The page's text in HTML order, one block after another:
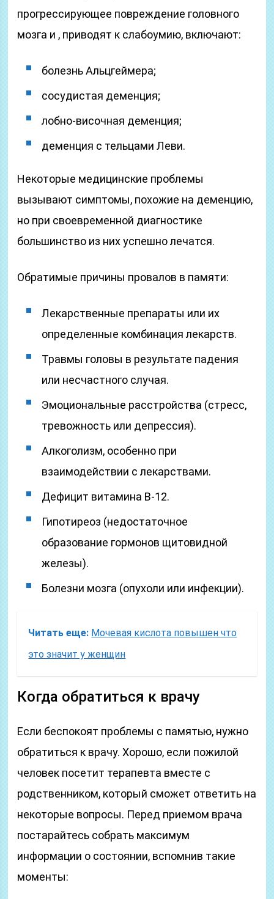
прогрессирующее повреждение головного
мозга и , приводят к слабоумию, включают:
болезнь Альцгеймера;
сосудистая деменция;
лобно-височная деменция;
деменция с тельцами Леви.
Некоторые медицинские проблемы
вызывают симптомы, похожие на деменцию,
но при своевременной диагностике
большинство из них успешно лечатся.
Обратимые причины провалов в памяти:
Лекарственные препараты или их
определенные комбинация лекарств.
Травмы головы в результате падения
или несчастного случая.
Эмоциональные расстройства (стресс,
тревожность или депрессия).
Алкоголизм, особенно при
взаимодействии с лекарствами.
Дефицит витамина В-12.
Гипотиреоз (недостаточное
образование гормонов щитовидной
железы).
Болезни мозга (опухоли или инфекции).
Читать еще: Мочевая кислота повышен что
это значит у женщин
Когда обратиться к врачу
Если беспокоят проблемы с памятью, нужно
обратиться к врачу. Хорошо, если пожилой
человек посетит терапевта вместе с
родственником, который сможет ответить на
некоторые вопросы. Перед приемом врача
постарайтесь собрать максимум
информации о состоянии, вспомнив такие
моменты: